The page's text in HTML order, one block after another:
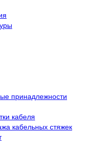
принадлежности
кабеля
кабельных стяжек